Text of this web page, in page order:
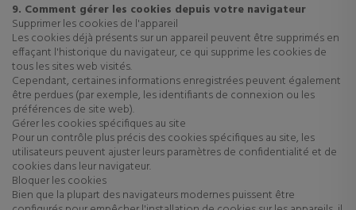
9. Comment gérer les cookies depuis votre navigateur
Supprimer les cookies de l'appareil
Les cookies déjà présents sur un appareil peuvent être supprimés en
effaçant l'historique du navigateur, ce qui supprime les cookies de
tous les sites web visités.
Cependant, certaines informations enregistrées peuvent également
être perdues (par exemple, les identifiants de connexion ou les
préférences de site web).
Gérer les cookies spécifiques au site
Pour un contrôle plus précis des cookies spécifiques au site, les
utilisateurs peuvent ajuster leurs paramètres de confidentialité et de
cookies dans leur navigateur.
Bloquer les cookies
Bien que la plupart des navigateurs modernes puissent être